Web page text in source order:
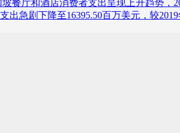
餐厅和酒店消费者支出呈现上升趋势
急剧下降至16395.50百万美元，较2019